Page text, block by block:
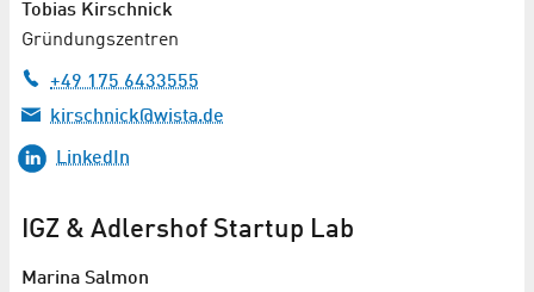
Tobias Kirschnick
Gründungszentren
+49 175 6433555
kirschnick@wista.de
LinkedIn
IGZ & Adlershof Startup Lab
Marina Salmon